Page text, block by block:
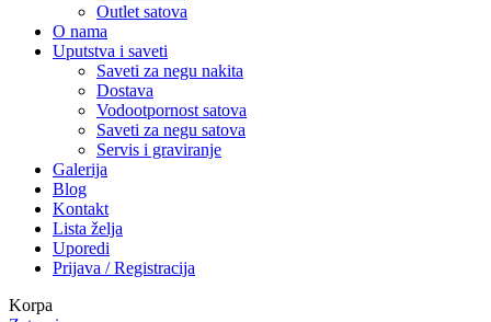
Outlet satova
O nama
Uputstva i saveti
Saveti za negu nakita
Dostava
Vodootpornost satova
Saveti za negu satova
Servis i graviranje
Galerija
Blog
Kontakt
Lista želja
Uporedi
Prijava / Registracija
Korpa